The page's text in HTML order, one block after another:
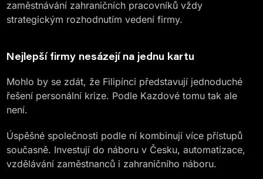
zaměstnávání zahraničních pracovníků vždy
strategickým rozhodnutím vedení firmy.
Nejlepší firmy nesázejí na jednu kartu
Mohlo by se zdát, že Filipínci představují jednoduché
řešení personální krize. Podle Kazdové tomu tak ale
není.
Úspěšné společnosti podle ní kombinují více přístupů
současně. Investují do náboru v Česku, automatizace,
vzdělávání zaměstnanců i zahraničního náboru.